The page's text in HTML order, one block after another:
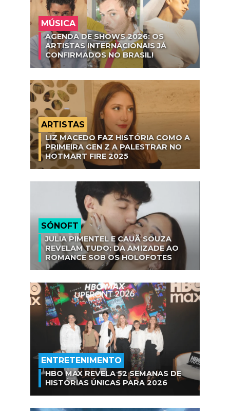
MÚSICA
AGENDA DE SHOWS 2026: OS
ARTISTAS INTERNACIONAIS JÁ
CONFIRMADOS NO BRASIL!
ARTISTAS
LIZ MACEDO FAZ HISTÓRIA COMO A
PRIMEIRA GEN Z A PALESTRAR NO
HOTMART FIRE 2025
SÓNOFT
JULIA PIMENTEL E CAUÃ SOUZA
REVELAM TUDO: DA AMIZADE AO
ROMANCE SOB OS HOLOFOTES
ENTRETENIMENTO
HBO MAX REVELA 52 SEMANAS DE
HISTÓRIAS ÚNICAS PARA 2026